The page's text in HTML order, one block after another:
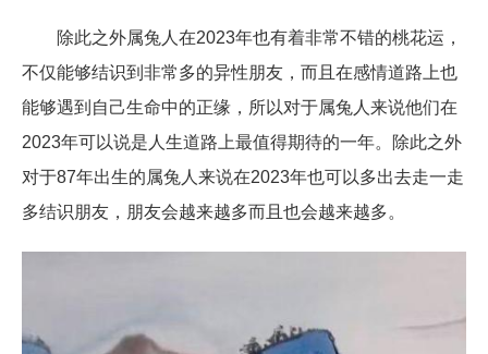
除此之外属兔人在2023年也有着非常不错的桃花运，
不仅能够结识到非常多的异性朋友，而且在感情道路上也
能够遇到自己生命中的正缘，所以对于属兔人来说他们在
2023年可以说是人生道路上最值得期待的一年。除此之外
对于87年出生的属兔人来说在2023年也可以多出去走一走
多结识朋友，朋友会越来越多而且也会越来越多。